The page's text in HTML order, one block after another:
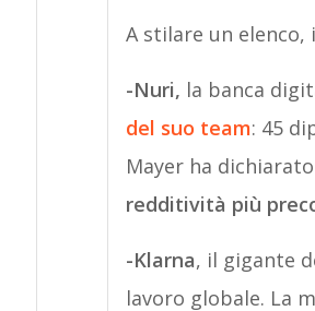
A stilare un
-Nuri, la banca
del suo team: 45
Mayer ha
redditività più
-Klarna, il gigante
lavoro globale. La